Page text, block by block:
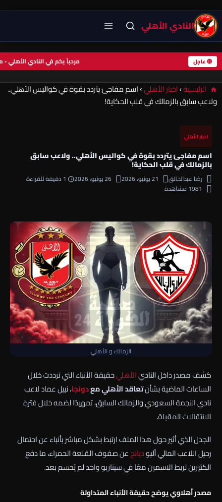
النادي الأهلي
🔴 عاجل مرحباً بكم في النادي
الرئيسية›اخبار الأهلي›اسم مفاجئ يتردد بقوة في كواليس الأهلي..
ولاعب سابق بالزمالك في قلب الحكاية!
اخبار الأهلي
اسم مفاجئ يتردد بقوة في كواليس الأهلي.. ولاعب سابق
بالزمالك في قلب الحكاية!
رضا عبدالخالق 21 يونيو، 2026 26 يونيو، 2026
1 دقيقة للقراءة
1981 مشاهدة
الزمالك و الأهلي
كشف مصدر داخل الناديالأهليحقيقة الأنباء التي ترددت خلال
الساعات الماضية بشأنتعاقد الأهلي معدونجا، نبيل عماد لاعب
نادي النجمة السعودي والزمالك السابق، تمهيدًا لضمه خلال فترة
الانتقالات المقبلة.
الجدل الذي أثير حول هذا الملف ارتبط بشكل مباشر بأنباء عن احتمال
رحيل اللاعب المالي أليوديانجعن صفوف القلعة الحمراء، ما دفع
الكثيرين لربط الاسمين معًا في سيناريو واحد لم يُحسم بعد.
مصدر أهلاوي يوضح حقيقة الأنباء المتداولة